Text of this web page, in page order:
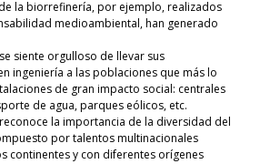
la biorrefinería, por ejemplo, realizados
medioambiental, han generado
siente orgulloso de llevar sus
ingeniería a las poblaciones que más lo
de gran impacto social: centrales
de agua, parques eólicos, etc.
la importancia de la diversidad del
por talentos multinacionales
continentes y con diferentes orígenes